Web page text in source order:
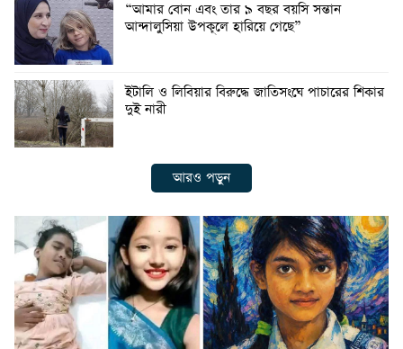
“আমার বোন এবং তার ৯ বছর বয়সি সন্তান
আন্দালুসিয়া উপকূলে হারিয়ে গেছে”
ইটালি ও লিবিয়ার বিরুদ্ধে জাতিসংঘে পাচারের শিকার
দুই নারী
আরও পড়ুন